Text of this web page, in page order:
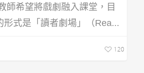
師希望將戲劇融入課堂，目
形式是「讀者劇場」（Rea...
120